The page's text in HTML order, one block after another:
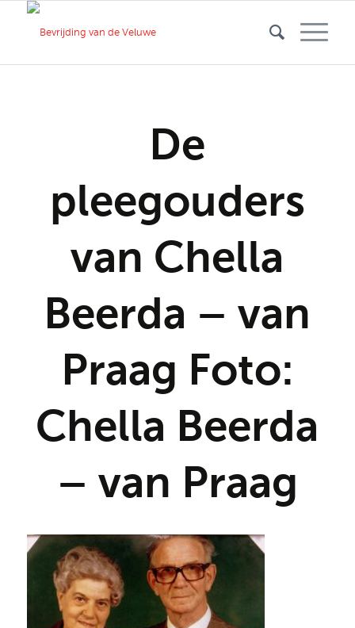
De
pleegouders
van Chella
Beerda – van
Praag Foto:
Chella Beerda
– van Praag